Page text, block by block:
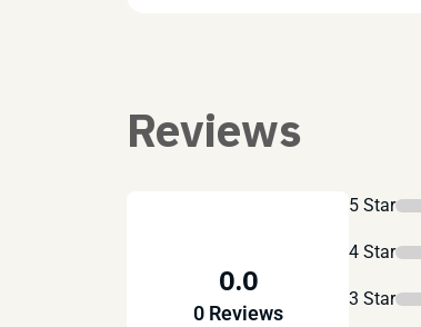
Reviews
0.0
0 Reviews
5 Star
4 Star
3 Star